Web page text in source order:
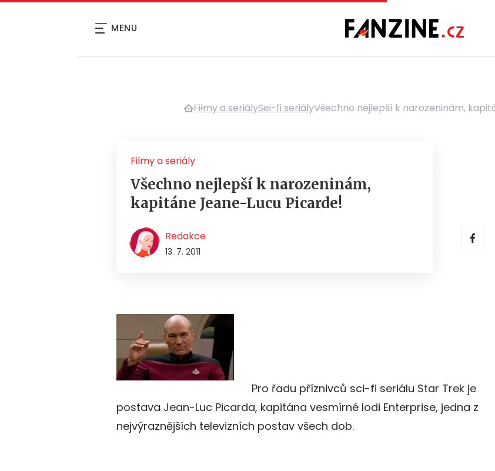
MENU
Filmy a seriálySci-fi seriályVšechno nejlepší k narozeninám,
Filmy a seriály
Všechno nejlepší k narozeninám,
kapitáne Jeane-Lucu Picarde!
Redakce
13. 7. 2011
Pro řadu příznivců sci-fi seriálu Star Trek je
postava Jean-Luc Picarda, kapitána vesmírné lodi Enterprise, jedna z
nejvýraznějších televizních postav všech dob.